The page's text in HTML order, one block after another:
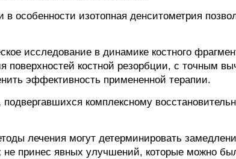
в особенности изотопная денситометрия
исследование в динамике костного
поверхностей костной резорбции, с точным
эффективность примененной терапии.
комплексному
лечения могут детерминировать
не принес явных улучшений, которые можно